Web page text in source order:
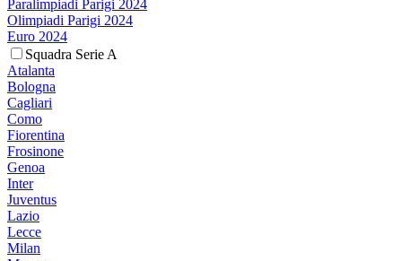
Paralimpiadi Parigi 2024
Olimpiadi Parigi 2024
Euro 2024
Squadra Serie A
Atalanta
Bologna
Cagliari
Como
Fiorentina
Frosinone
Genoa
Inter
Juventus
Lazio
Lecce
Milan